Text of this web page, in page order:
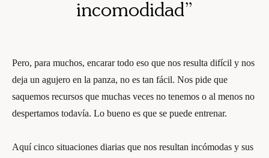
incomodidad”
Pero, para muchos, encarar todo eso que nos resulta difícil y nos
deja un agujero en la panza, no es tan fácil. Nos pide que
saquemos recursos que muchas veces no tenemos o al menos no
despertamos todavía. Lo bueno es que se puede entrenar.
Aquí cinco situaciones diarias que nos resultan incómodas y sus